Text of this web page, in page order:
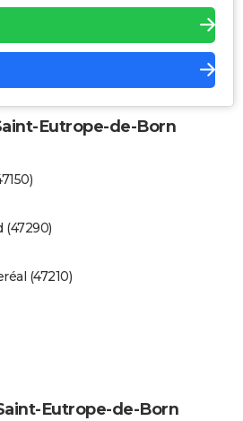
Eutrope-de-Born
(47290)
(47210)
Eutrope-de-Born